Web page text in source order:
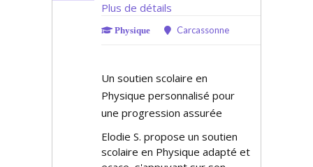
Plus de détails
Physique Carcassonne
Un soutien scolaire en
Physique personnalisé pour
une progression assurée
Elodie S. propose un soutien
scolaire en Physique adapté et